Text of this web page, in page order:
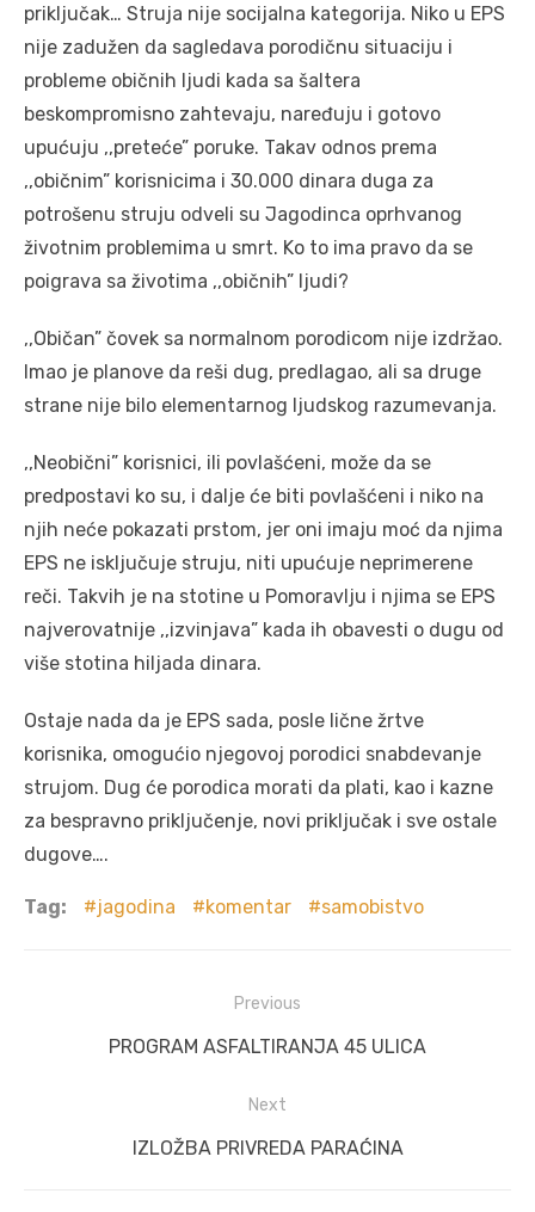
priključak… Struja nije socijalna kategorija. Niko u EPS
nije zadužen da sagledava porodičnu situaciju i
probleme običnih ljudi kada sa šaltera
beskompromisno zahtevaju, naređuju i gotovo
upućuju ,,preteće” poruke. Takav odnos prema
,,običnim” korisnicima i 30.000 dinara duga za
potrošenu struju odveli su Jagodinca oprhvanog
životnim problemima u smrt. Ko to ima pravo da se
poigrava sa životima ,,običnih” ljudi?
,,Običan” čovek sa normalnom porodicom nije izdržao.
Imao je planove da reši dug, predlagao, ali sa druge
strane nije bilo elementarnog ljudskog razumevanja.
,,Neobični” korisnici, ili povlašćeni, može da se
predpostavi ko su, i dalje će biti povlašćeni i niko na
njih neće pokazati prstom, jer oni imaju moć da njima
EPS ne isključuje struju, niti upućuje neprimerene
reči. Takvih je na stotine u Pomoravlju i njima se EPS
najverovatnije ,,izvinjava” kada ih obavesti o dugu od
više stotina hiljada dinara.
Ostaje nada da je EPS sada, posle lične žrtve
korisnika, omogućio njegovoj porodici snabdevanje
strujom. Dug će porodica morati da plati, kao i kazne
za bespravno priključenje, novi priključak i sve ostale
dugove….
Tag: jagodina komentar samobistvo
navigation
Previous
Previous
PROGRAM ASFALTIRANJA 45 ULICA
Next
Next
IZLOŽBA PRIVREDA PARAĆINA